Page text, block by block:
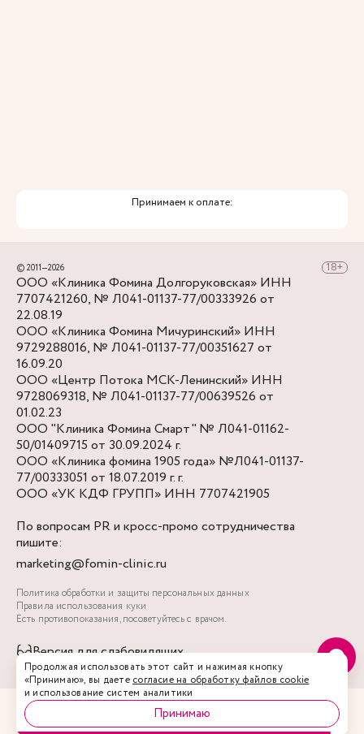
Принимаем к оплате:
© 2011—2026
ООО «Клиника Фомина Долгоруковская» ИНН
7707421260, № Л041-01137-77/00333926 от
22.08.19
ООО «Клиника Фомина Мичуринский» ИНН
9729288016, № Л041-01137-77/00351627 от
16.09.20
ООО «Центр Потока МСК-Ленинский» ИНН
9728069318, № Л041-01137-77/00639526 от
01.02.23
ООО "Клиника Фомина Смарт" № Л041-01162-
50/01409715 от 30.09.2024 г.
ООО «Клиника фомина 1905 года» №Л041-01137-
77/00333051 от 18.07.2019 г. г.
ООО «УК КДФ ГРУПП» ИНН 7707421905
По вопросам PR и кросс-промо сотрудничества
пишите:
marketing@fomin-clinic.ru
Политика обработки и защиты персональных данных
Правила использования куки
Есть противопоказания, посоветуйтесь с врачом.
Версия для слабовидящих